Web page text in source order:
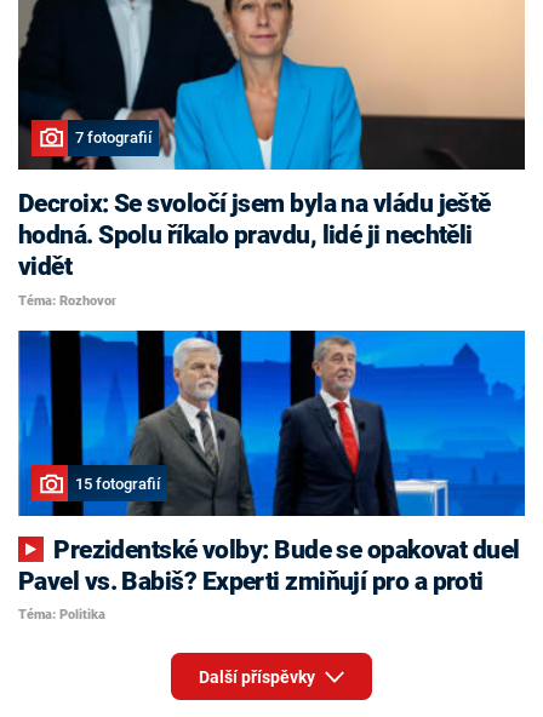
7 fotografií
Decroix: Se svoločí jsem byla na vládu ještě
hodná. Spolu říkalo pravdu, lidé ji nechtěli
vidět
Téma: Rozhovor
15 fotografií
Pavel vs. Babiš? Experti zmiňují pro a proti
Téma: Politika
Další příspěvky